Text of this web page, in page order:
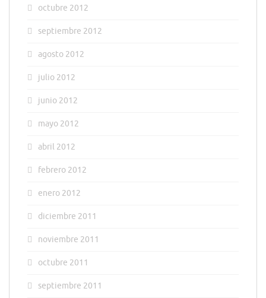
octubre 2012
septiembre 2012
agosto 2012
julio 2012
junio 2012
mayo 2012
abril 2012
febrero 2012
enero 2012
diciembre 2011
noviembre 2011
octubre 2011
septiembre 2011